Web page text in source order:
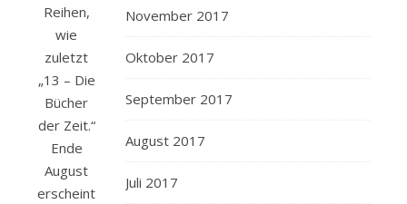
Reihen,
wie
zuletzt
„13 – Die
Bücher
der Zeit.“
Ende
August
erscheint
November 2017
Oktober 2017
September 2017
August 2017
Juli 2017